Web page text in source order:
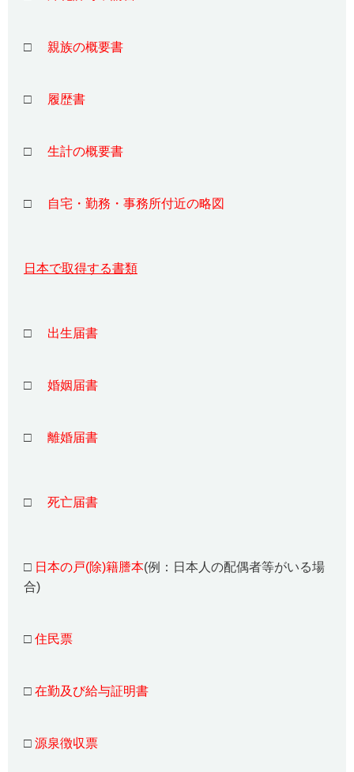
□ 親族の概要書
□ 履歴書
□ 生計の概要書
□ 自宅・勤務・事務所付近の略図
日本で取得する書類
□ 出生届書
□ 婚姻届書
□ 離婚届書
□ 死亡届書
□ 日本の戸(除)籍謄本(例：日本人の配偶者等がいる場
合)
□ 住民票
□ 在勤及び給与証明書
□ 源泉徴収票